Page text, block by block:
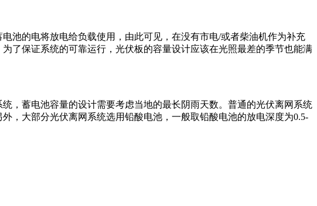
池的电将放电给负载使用，由此可见，在没有市电/或者柴油机作为补充
了保证系统的可靠运行，光伏板的容量设计应该在光照最差的季节也能满
，蓄电池容量的设计需要考虑当地的最长阴雨天数。普通的光伏离网系统
，大部分光伏离网系统选用铅酸电池，一般取铅酸电池的放电深度为0.5-